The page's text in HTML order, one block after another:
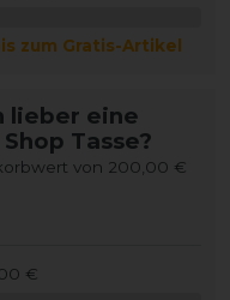
zum Gratis-Artikel
lieber eine
Tasse?
von 200,00 €
€